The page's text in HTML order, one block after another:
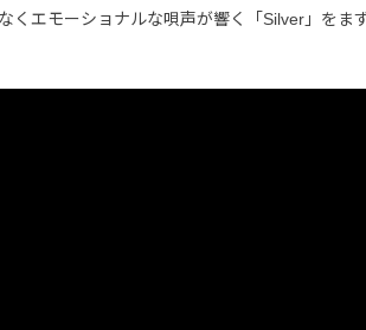
くエモーショナルな唄声が響く「Silver」をま